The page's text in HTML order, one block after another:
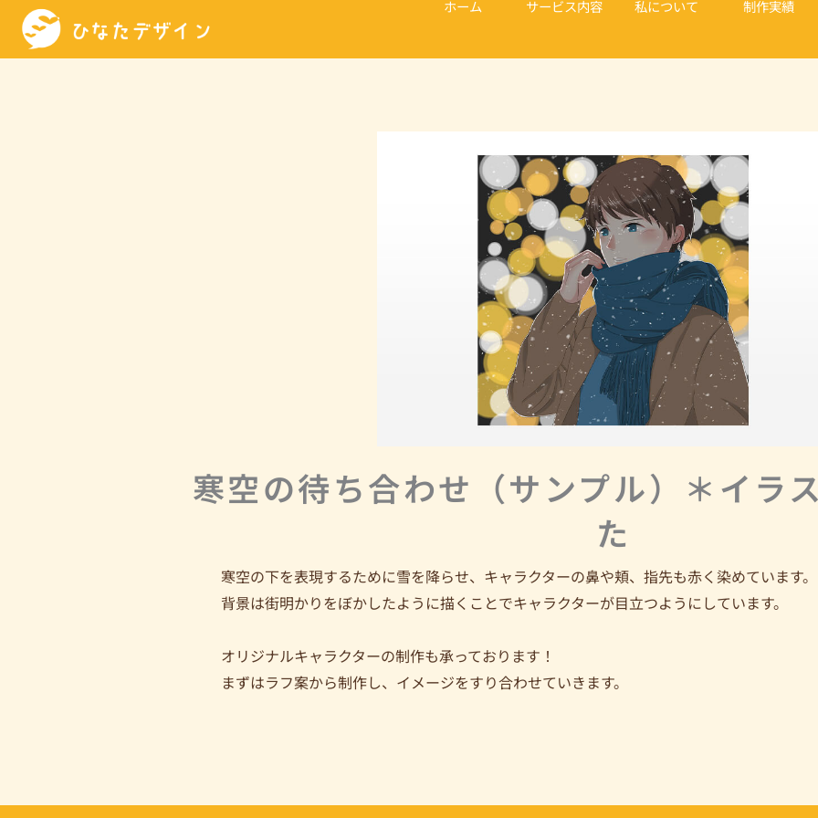
ホーム サービス内容 私について 制作実績
寒空の待ち合わせ（サンプル）＊イラ
た
寒空の下を表現するために雪を降らせ、キャラクターの鼻や頬、指先も赤く染めています。
背景は街明かりをぼかしたように描くことでキャラクターが目立つようにしています。
オリジナルキャラクターの制作も承っております！
まずはラフ案から制作し、イメージをすり合わせていきます。